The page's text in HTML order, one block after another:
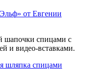
от Евгении
шапочки спицами с
и видео-вставками.
шляпка спицами